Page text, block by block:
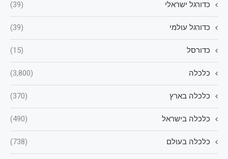
כדורגל ישראלי (39)
כדורגל עולמי (39)
כדורסל (15)
כלכלה (3,800)
כלכלה בארץ (370)
כלכלה בישראל (490)
כלכלה בעולם (738)